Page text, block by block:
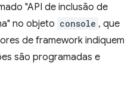
"API de inclusão de
no objeto console , que
de framework indiquem
são programadas e